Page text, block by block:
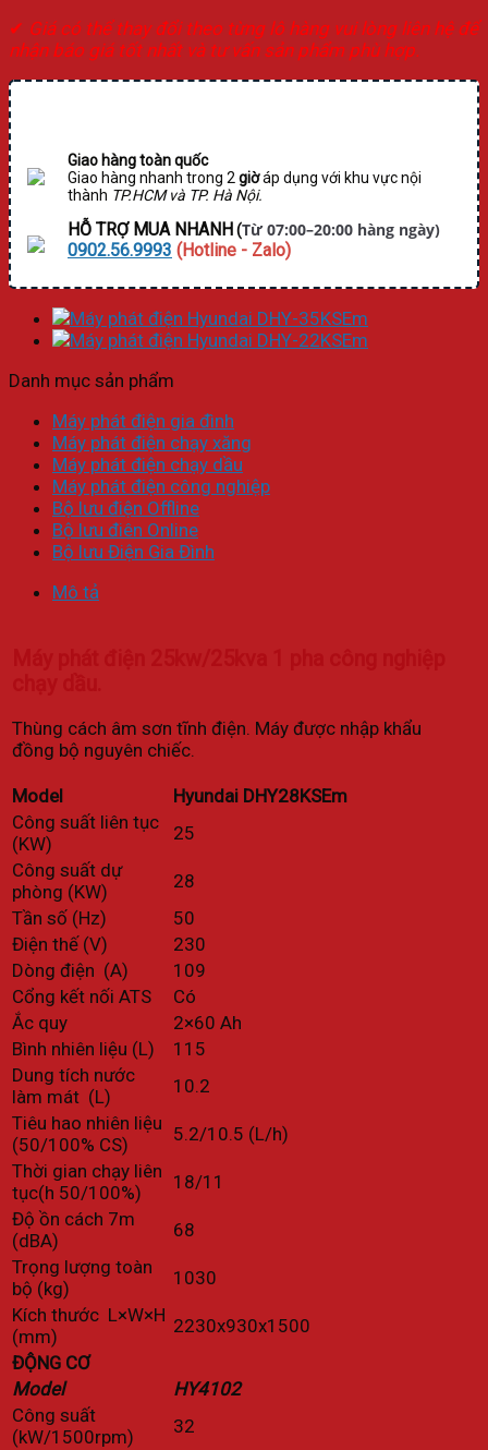
✔ Giá có thể thay đổi theo từng lô hàng vui lòng liên hệ để
nhận báo giá tốt nhất và tư vấn sản phẩm phù hợp.
Giao hàng toàn quốc
Giao hàng nhanh trong 2 giờáp dụng với khu vực nội
thành TP.HCM và TP. Hà Nội.
HỖ TRỢ MUA NHANH(Từ 07:00–20:00 hàng ngày)
0902.56.9993 (Hotline - Zalo)
Danh mục sản phẩm
Máy phát điện gia đình
Máy phát điện chạy xăng
Máy phát điện chạy dầu
Máy phát điện công nghiệp
Bộ lưu điện Offline
Bộ lưu điên Online
Bộ lưu Điện Gia Đình
Mô tả
Thùng cách âm sơn tĩnh điện. Máy được nhập khẩu
đồng bộ nguyên chiếc.
Model
Hyundai DHY28KSEm
Công suất liên tục
(KW)
25
Công suất dự
phòng (KW)
28
Tần số (Hz)
50
Điện thế (V)
230
Dòng điện (A)
109
Cổng kết nối ATS
Có
Ắc quy
2×60 Ah
Bình nhiên liệu (L)
115
Dung tích nước
làm mát (L)
10.2
Tiêu hao nhiên liệu
(50/100% CS)
5.2/10.5 (L/h)
Thời gian chạy liên
tục(h 50/100%)
18/11
Độ ồn cách 7m
(dBA)
68
Trọng lượng toàn
bộ (kg)
1030
Kích thước L×W×H
(mm)
2230x930x1500
ĐỘNG CƠ
Model
HY4102
Công suất
(kW/1500rpm)
32